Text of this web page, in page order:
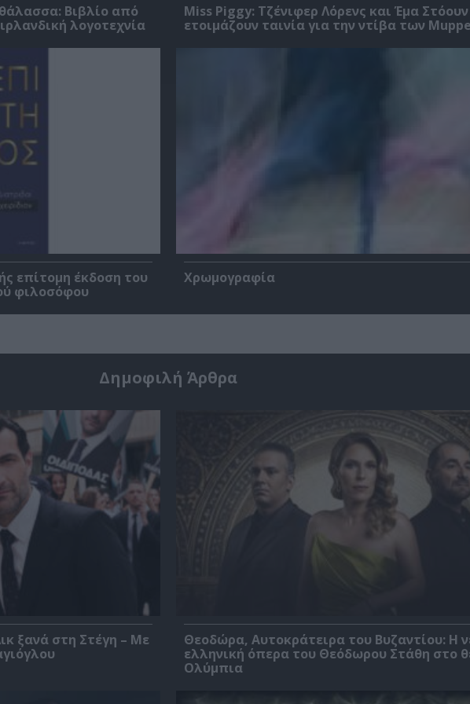
Βιβλίο από
λογοτεχνία
Miss Piggy: Τζένιφερ Λόρενς και Έμα Στόουν
ετοιμάζουν ταινία για την ντίβα των
επίτομη έκδοση του
φιλοσόφου
Χρωμογραφία
Δημοφιλή Άρθρα
ξανά στη Στέγη – Με
Θεοδώρα, Αυτοκράτειρα του Βυζαντίου: Η
ελληνική όπερα του Θεόδωρου Στάθη στο
Ολύμπια